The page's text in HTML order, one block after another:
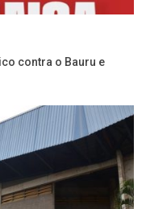
contra o Bauru e